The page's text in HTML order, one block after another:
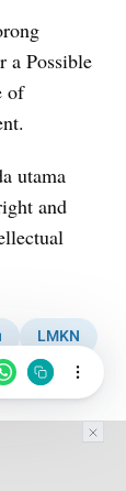
a Possible
of
utama
and
LMKN